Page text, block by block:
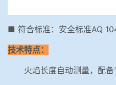
■ 符合标准：安全标准AQ
技术特点：
火焰长度自动测量，配